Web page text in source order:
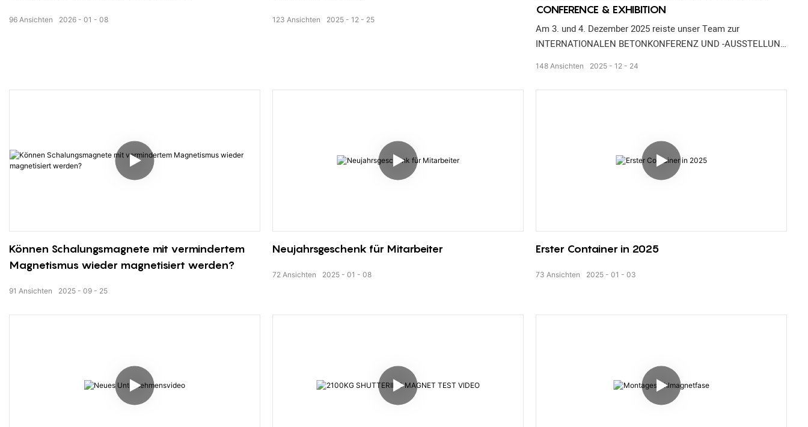
2026 01 08
96 Ansichten 2025 12 25
123 Ansichten
CONFERENCE & EXHIBITION
Am 3. und 4. Dezember 2025 reiste unser Team zur
INTERNATIONALEN BETONKONFERENZ UND -AUSSTELLUNG
2025 12 24
148 Ansichten
Können Schalungsmagnete mit vermindertem
Magnetismus wieder magnetisiert werden?
2025 09 25
91 Ansichten
Neujahrsgeschenk für Mitarbeiter
2025 01 08
72 Ansichten
Erster Container in 2025
2025 01 03
73 Ansichten